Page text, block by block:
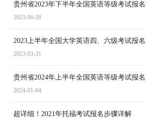
贵州省2023年下半年全国英语等级考试报
2023-06-28
2023上半年全国大学英语四、六级考试报
2023-03-31
贵州省2024年上半年全国英语等级考试报
2024-01-04
超详细！2021年托福考试报名步骤详解